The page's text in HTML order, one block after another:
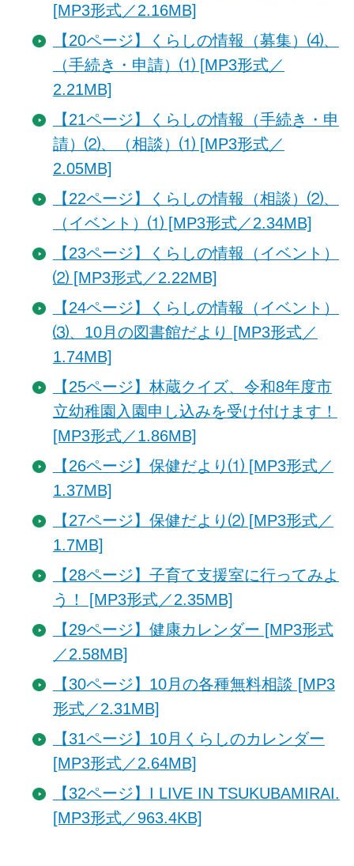
[MP3形式／2.16MB]
【20ページ】くらしの情報（募集）⑷、
（手続き・申請）⑴ [MP3形式／
2.21MB]
【21ページ】くらしの情報（手続き・申
請）⑵、（相談）⑴ [MP3形式／
2.05MB]
【22ページ】くらしの情報（相談）⑵、
（イベント）⑴ [MP3形式／2.34MB]
【23ページ】くらしの情報（イベント）
⑵ [MP3形式／2.22MB]
【24ページ】くらしの情報（イベント）
⑶、10月の図書館だより [MP3形式／
1.74MB]
【25ページ】林蔵クイズ、令和8年度市
立幼稚園入園申し込みを受け付けます！
[MP3形式／1.86MB]
【26ページ】保健だより⑴ [MP3形式／
1.37MB]
【27ページ】保健だより⑵ [MP3形式／
1.7MB]
【28ページ】子育て支援室に行ってみよ
う！ [MP3形式／2.35MB]
【29ページ】健康カレンダー [MP3形式
／2.58MB]
【30ページ】10月の各種無料相談 [MP3
形式／2.31MB]
【31ページ】10月くらしのカレンダー
[MP3形式／2.64MB]
【32ページ】I LIVE IN TSUKUBAMIRAI.
[MP3形式／963.4KB]